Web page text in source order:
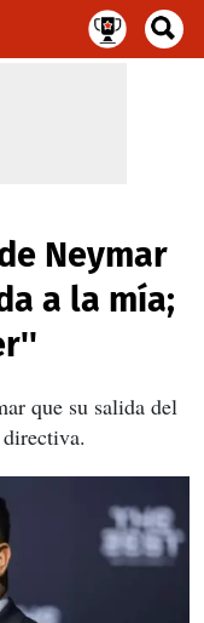
Neymar
a la mía;
que su salida del